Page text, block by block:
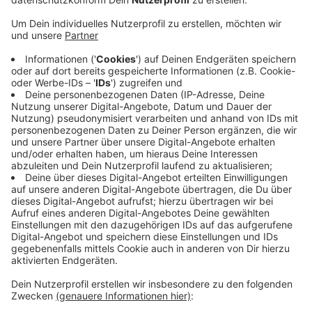
nicht, um das Spiel zu drehen.
Veröffentlicht:Donnerstag, 17.02.2022 06:44
Anzeige
Bonns Headcoach Iisalo räumte ein, dass Würzburg
ganz klar das Team mit der größeren Intensität
gewesen sei. Damit war die Ausgangslage für Bonn
eigentlich ideal, denn am Dienstag hatte
Tabellenführer Bayern gegen Chemnitz verloren. Da
die Baskets diese Steilvorlage aber nicht nutzen
konnten, ging es in der Tabelle einen Platz nach unten
auf Rang 3.
Anzeige